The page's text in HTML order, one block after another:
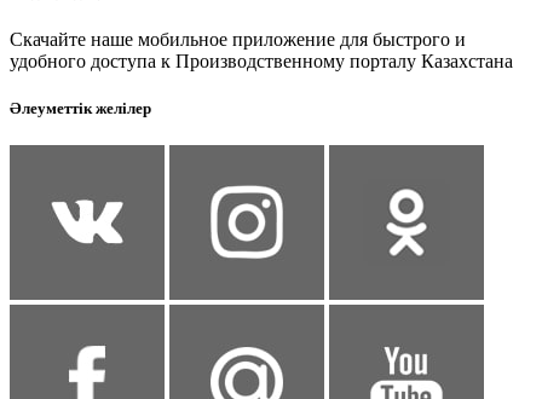
Скачайте наше мобильное приложение для быстрого и
удобного доступа к Производственному порталу Казахстана
Әлеуметтік желілер